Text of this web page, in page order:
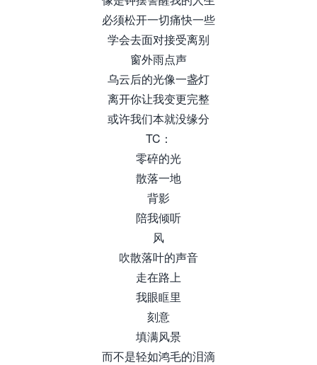
必须松开一切痛快一些
学会去面对接受离别
窗外雨点声
乌云后的光像一盏灯
离开你让我变更完整
或许我们本就没缘分
TC：
零碎的光
散落一地
背影
陪我倾听
风
吹散落叶的声音
走在路上
我眼眶里
刻意
填满风景
而不是轻如鸿毛的泪滴